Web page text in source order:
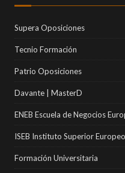
Supera Oposiciones
Tecnio Formación
Patrio Oposiciones
Davante | MasterD
ENEB Escuela de Negocios
ISEB Instituto Superior
Formación Universitaria